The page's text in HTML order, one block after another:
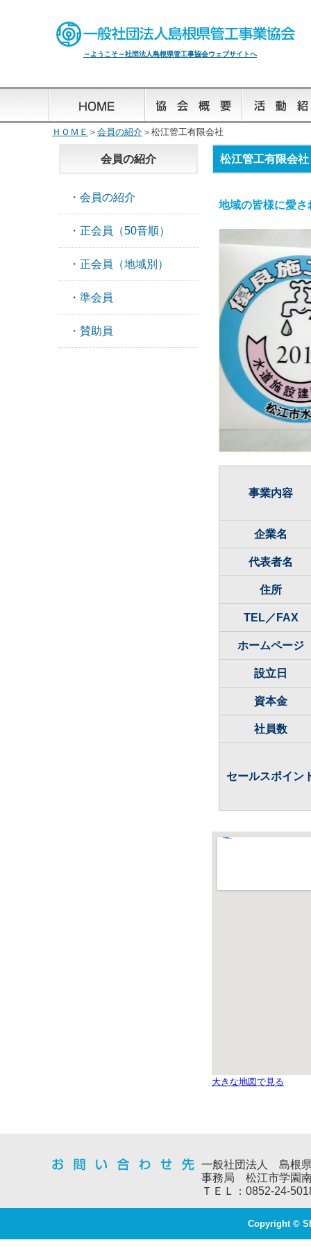
～ようこそ～社団法人島根県管工事協会ウェブサイトへ
ＨＯＭＥ ＞ 会員の紹介 ＞松江管工有限会社
会員の紹介
・会員の紹介
・正会員（50音順）
・正会員（地域別）
・準会員
・賛助員
松江管工有限会社
地域の皆様に愛
事業内容
企業名
代表者名
住所
TEL／FAX
ホームページ
設立日
資本金
社員数
セールスポイン
大きな地図で見る
一般社団法人 島根
事務局 松江市学園
ＴＥＬ：0852-24-
Copyright ©